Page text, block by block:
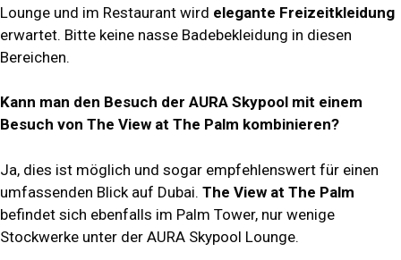
Lounge und im Restaurant wird elegante Freizeitkleidung
erwartet. Bitte keine nasse Badebekleidung in diesen
Bereichen.
Kann man den Besuch der AURA Skypool mit einem
Besuch von The View at The Palm kombinieren?
Ja, dies ist möglich und sogar empfehlenswert für einen
umfassenden Blick auf Dubai. The View at The Palm
befindet sich ebenfalls im Palm Tower, nur wenige
Stockwerke unter der AURA Skypool Lounge.